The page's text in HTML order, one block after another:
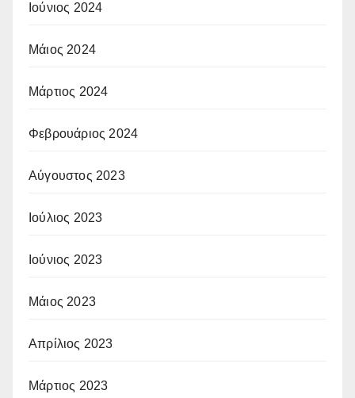
Ιούνιος 2024
Μάιος 2024
Μάρτιος 2024
Φεβρουάριος 2024
Αύγουστος 2023
Ιούλιος 2023
Ιούνιος 2023
Μάιος 2023
Απρίλιος 2023
Μάρτιος 2023